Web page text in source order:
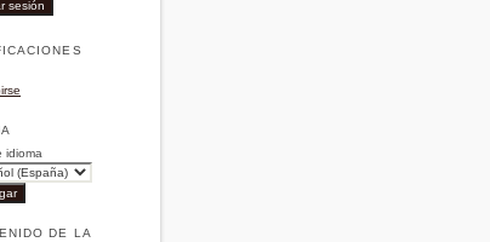
idioma
DE LA